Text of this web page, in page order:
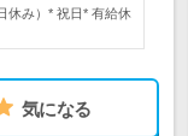
み）* 祝日* 有給休
気になる